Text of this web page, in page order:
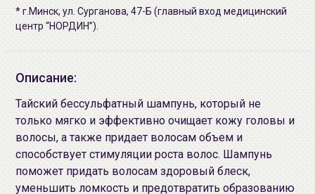
* г.Минск, ул. Сурганова, 47-Б (главный вход медицинский
центр “НОРДИН”).
Описание:
Тайский бессульфатный шампунь, который не
только мягко и эффективно очищает кожу головы и
волосы, а также придает волосам объем и
способствует стимуляции роста волос. Шампунь
поможет придать волосам здоровый блеск,
уменьшить ломкость и предотвратить образованию